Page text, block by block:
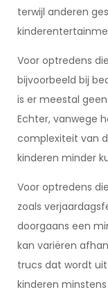
terwijl anderen
Voor optredens
bijvoorbeeld bij
is er meestal
Echter, vanwege
complexiteit van
kinderen minder
Voor optredens
zoals
doorgaans een
kan variëren
trucs dat wordt
kinderen